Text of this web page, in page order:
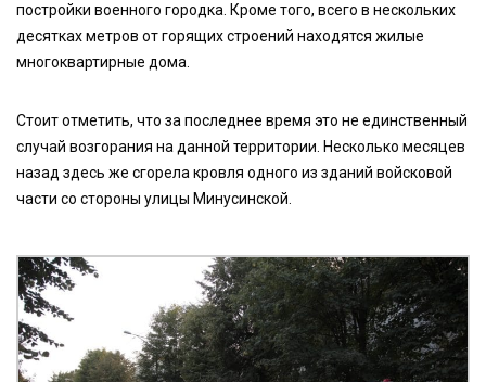
постройки военного городка. Кроме того, всего в нескольких
десятках метров от горящих строений находятся жилые
многоквартирные дома.
Стоит отметить, что за последнее время это не единственный
случай возгорания на данной территории. Несколько месяцев
назад здесь же сгорела кровля одного из зданий войсковой
части со стороны улицы Минусинской.